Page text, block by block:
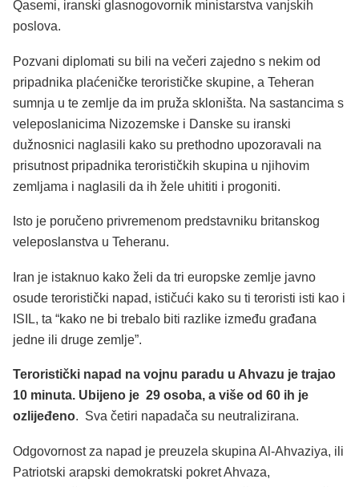
Qasemi, iranski glasnogovornik ministarstva vanjskih
poslova.
Pozvani diplomati su bili na večeri zajedno s nekim od
pripadnika plaćeničke terorističke skupine, a Teheran
sumnja u te zemlje da im pruža skloništa. Na sastancima s
veleposlanicima Nizozemske i Danske su iranski
dužnosnici naglasili kako su prethodno upozoravali na
prisutnost pripadnika terorističkih skupina u njihovim
zemljama i naglasili da ih žele uhititi i progoniti.
Isto je poručeno privremenom predstavniku britanskog
veleposlanstva u Teheranu.
Iran je istaknuo kako želi da tri europske zemlje javno
osude teroristički napad, ističući kako su ti teroristi isti kao i
ISIL, ta “kako ne bi trebalo biti razlike između građana
jedne ili druge zemlje”.
Teroristički napad na vojnu paradu u Ahvazu je trajao
10 minuta. Ubijeno je 29 osoba, a više od 60 ih je
ozlijeđeno. Sva četiri napadača su neutralizirana.
Odgovornost za napad je preuzela skupina Al-Ahvaziya, ili
Patriotski arapski demokratski pokret Ahvaza,